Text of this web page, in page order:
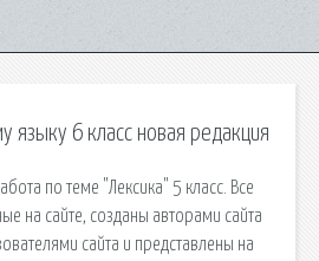
языку 6 класс новая редакция
по теме "Лексика" 5 класс. Все
на сайте, созданы авторами сайта
сайта и представлены на